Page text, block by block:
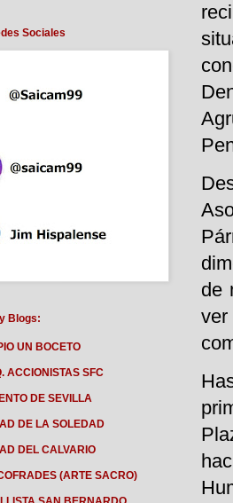
de
Sociales
Blogs:
UN BOCETO
ACCIONISTAS SFC
DE SEVILLA
DE LA SOLEDAD
DEL CALVARIO
(ARTE SACRO)